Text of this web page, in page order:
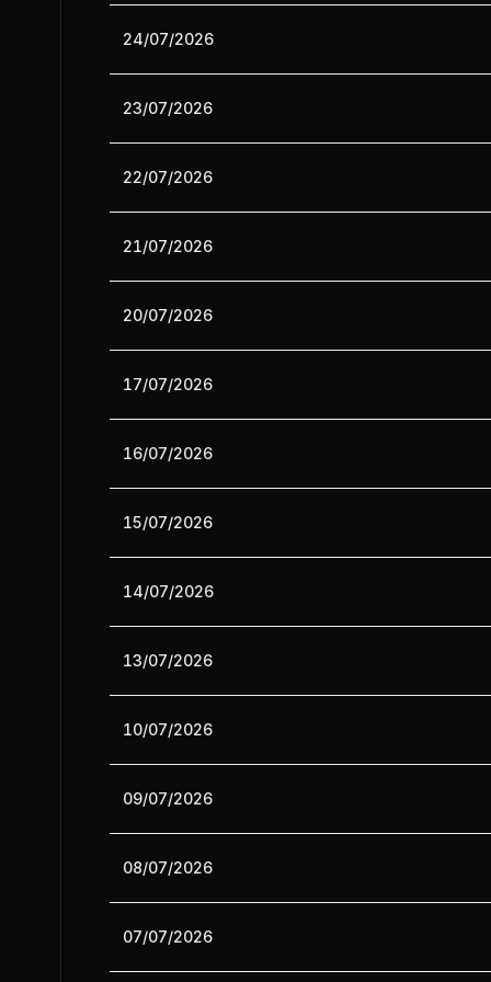
24/07/2026
23/07/2026
22/07/2026
21/07/2026
20/07/2026
17/07/2026
16/07/2026
15/07/2026
14/07/2026
13/07/2026
10/07/2026
09/07/2026
08/07/2026
07/07/2026